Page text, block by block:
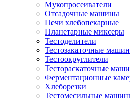
Мукопросеиватели
Отсадочные машины
Печи хлебопекарные
Планетарные миксеры
Тестоделители
Тестозакаточные
Тестоокруглители
Тестораскаточные
Ферментационные
Хлеборезки
Тестомесильные